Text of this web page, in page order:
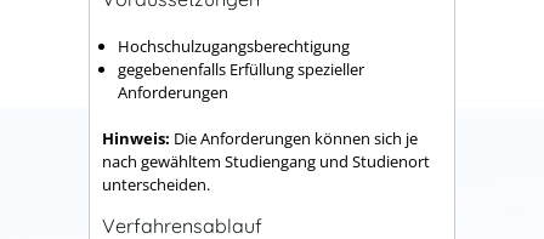
Hochschulzugangsberechtigung
gegebenenfalls Erfüllung spezieller
Anforderungen
Hinweis: Die Anforderungen können sich je
nach gewähltem Studiengang und Studienort
unterscheiden.
Verfahrensablauf